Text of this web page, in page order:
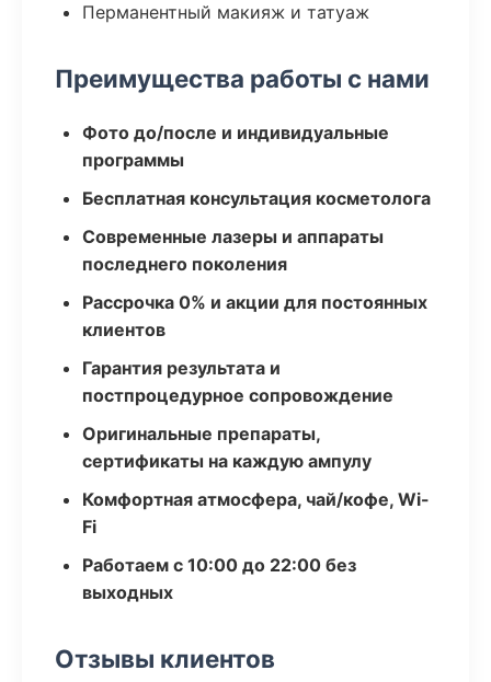
Перманентный макияж и татуаж
Преимущества работы с нами
Фото до/после и индивидуальные
программы
Бесплатная консультация косметолога
Современные лазеры и аппараты
последнего поколения
Рассрочка 0% и акции для постоянных
клиентов
Гарантия результата и
постпроцедурное сопровождение
Оригинальные препараты,
сертификаты на каждую ампулу
Комфортная атмосфера, чай/кофе, Wi-
Fi
Работаем с 10:00 до 22:00 без
выходных
Отзывы клиентов